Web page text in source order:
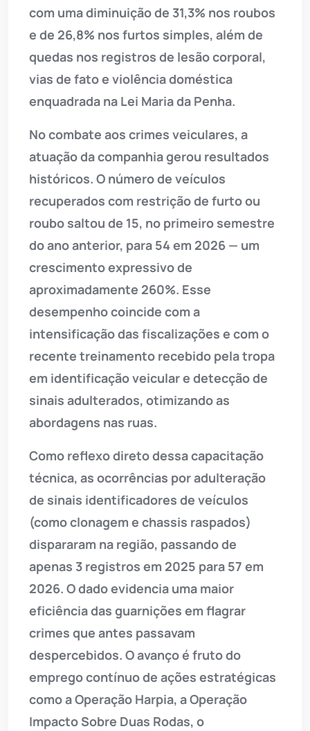
com uma diminuição de 31,3% nos roubos
e de 26,8% nos furtos simples, além de
quedas nos registros de lesão corporal,
vias de fato e violência doméstica
enquadrada na Lei Maria da Penha.
No combate aos crimes veiculares, a
atuação da companhia gerou resultados
históricos. O número de veículos
recuperados com restrição de furto ou
roubo saltou de 15, no primeiro semestre
do ano anterior, para 54 em 2026 — um
crescimento expressivo de
aproximadamente 260%. Esse
desempenho coincide com a
intensificação das fiscalizações e com o
recente treinamento recebido pela tropa
em identificação veicular e detecção de
sinais adulterados, otimizando as
abordagens nas ruas.
Como reflexo direto dessa capacitação
técnica, as ocorrências por adulteração
de sinais identificadores de veículos
(como clonagem e chassis raspados)
dispararam na região, passando de
apenas 3 registros em 2025 para 57 em
2026. O dado evidencia uma maior
eficiência das guarnições em flagrar
crimes que antes passavam
despercebidos. O avanço é fruto do
emprego contínuo de ações estratégicas
como a Operação Harpia, a Operação
Impacto Sobre Duas Rodas, o